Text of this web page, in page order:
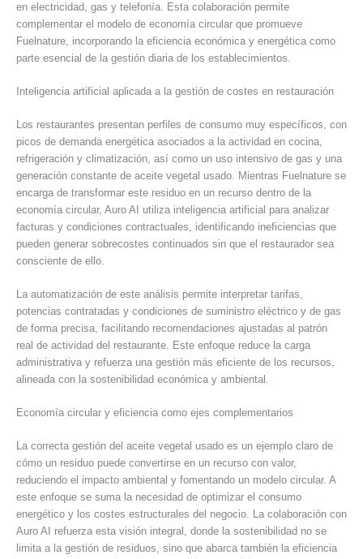
en electricidad, gas y telefonía. Esta colaboración permite
complementar el modelo de economía circular que promueve
Fuelnature, incorporando la eficiencia económica y energética como
parte esencial de la gestión diaria de los establecimientos.
Inteligencia artificial aplicada a la gestión de costes en restauración
Los restaurantes presentan perfiles de consumo muy específicos, con
picos de demanda energética asociados a la actividad en cocina,
refrigeración y climatización, así como un uso intensivo de gas y una
generación constante de aceite vegetal usado. Mientras Fuelnature se
encarga de transformar este residuo en un recurso dentro de la
economía circular, Auro AI utiliza inteligencia artificial para analizar
facturas y condiciones contractuales, identificando ineficiencias que
pueden generar sobrecostes continuados sin que el restaurador sea
consciente de ello.
La automatización de este análisis permite interpretar tarifas,
potencias contratadas y condiciones de suministro eléctrico y de gas
de forma precisa, facilitando recomendaciones ajustadas al patrón
real de actividad del restaurante. Este enfoque reduce la carga
administrativa y refuerza una gestión más eficiente de los recursos,
alineada con la sostenibilidad económica y ambiental.
Economía circular y eficiencia como ejes complementarios
La correcta gestión del aceite vegetal usado es un ejemplo claro de
cómo un residuo puede convertirse en un recurso con valor,
reduciendo el impacto ambiental y fomentando un modelo circular. A
este enfoque se suma la necesidad de optimizar el consumo
energético y los costes estructurales del negocio. La colaboración con
Auro AI refuerza esta visión integral, donde la sostenibilidad no se
limita a la gestión de residuos, sino que abarca también la eficiencia